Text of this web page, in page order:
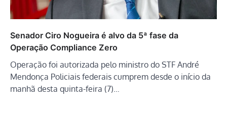
Senador Ciro Nogueira é alvo da 5ª fase da
Operação Compliance Zero
Operação foi autorizada pelo ministro do STF André
Mendonça Policiais federais cumprem desde o início da
manhã desta quinta-feira (7)…